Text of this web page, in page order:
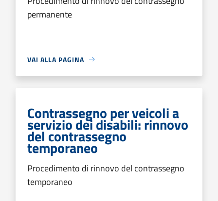
permanente
VAI ALLA PAGINA
Contrassegno per veicoli a
servizio dei disabili: rinnovo
del contrassegno
temporaneo
Procedimento di rinnovo del contrassegno
temporaneo